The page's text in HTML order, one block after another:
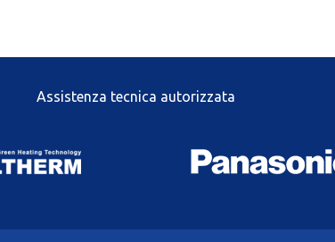
Assistenza tecnica autorizzata